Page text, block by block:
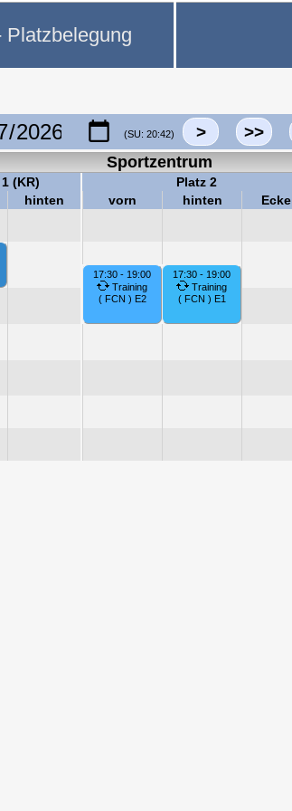
Platzbelegung
(SU: 20:42) > >>
Sportzentrum
(KR) Platz 2
hinten vorn hinten Ecke
17:30 - 19:00
Training
( FCN ) E2
17:30 - 19:00
Training
( FCN ) E1